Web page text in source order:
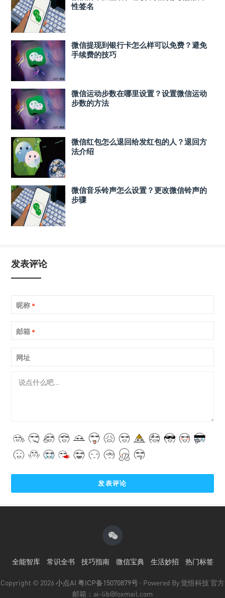
性签名
微信提现到银行卡怎么样可以免费？避免
手续费的技巧
微信运动步数在哪里设置？设置微信运动
步数的方法
微信红包怎么退回给发红包的人？退回方
法介绍
微信音乐铃声怎么设置？更改微信铃声的
步骤
发表评论
昵称 *
邮箱 *
网址
全能智库 常识全书 技巧指南 微信宝典 生活妙招 热门标签
Copyright © 2026小点AI 粤ICP备15070879号 · Powered By 觉悟科技 官方
邮箱：ai-lib@foxmail.com